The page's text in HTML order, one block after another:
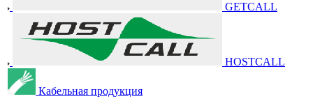
GETCALL
HOSTCALL
Кабельная продукция